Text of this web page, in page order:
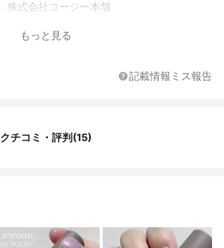
株式会社コージー本舗
もっと見る
記載情報ミス報告
クチコミ・評判(15)